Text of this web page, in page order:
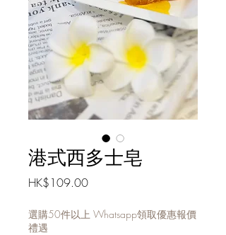
港式西多士皂
HK$109.00Price
選購50件以上 Whatsapp領取優惠報價
禮遇